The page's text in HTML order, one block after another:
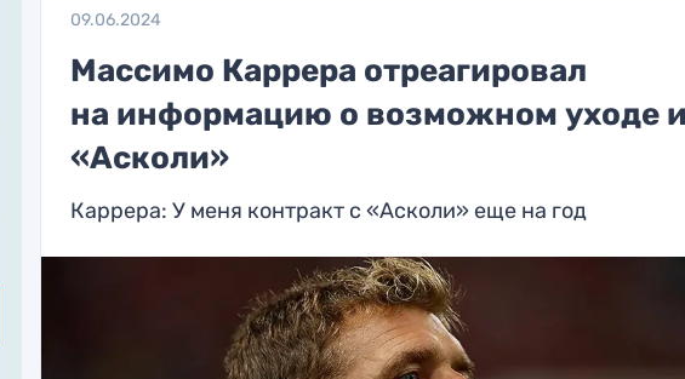
09.06.2024
Массимо Каррера отреагировал
на информацию о возможном уходе
«Асколи»
Каррера: У меня контракт с «Асколи» еще на год